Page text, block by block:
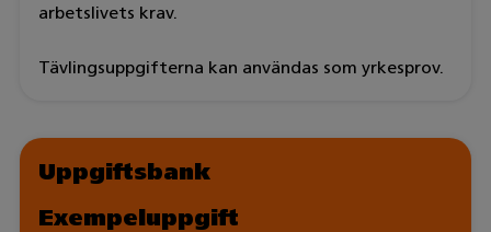
arbetslivets krav.
Tävlingsuppgifterna kan användas som yrkesprov.
Uppgiftsbank
Exempeluppgift